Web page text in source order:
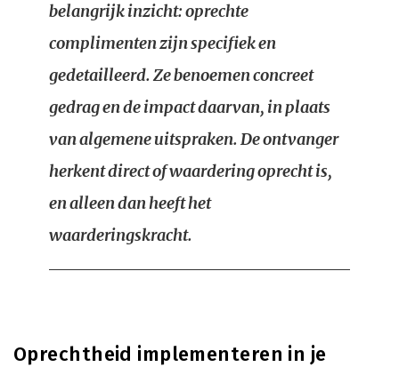
belangrijk inzicht: oprechte
complimenten zijn specifiek en
gedetailleerd. Ze benoemen concreet
gedrag en de impact daarvan, in plaats
van algemene uitspraken. De ontvanger
herkent direct of waardering oprecht is,
en alleen dan heeft het
waarderingskracht.
Oprechtheid implementeren in je